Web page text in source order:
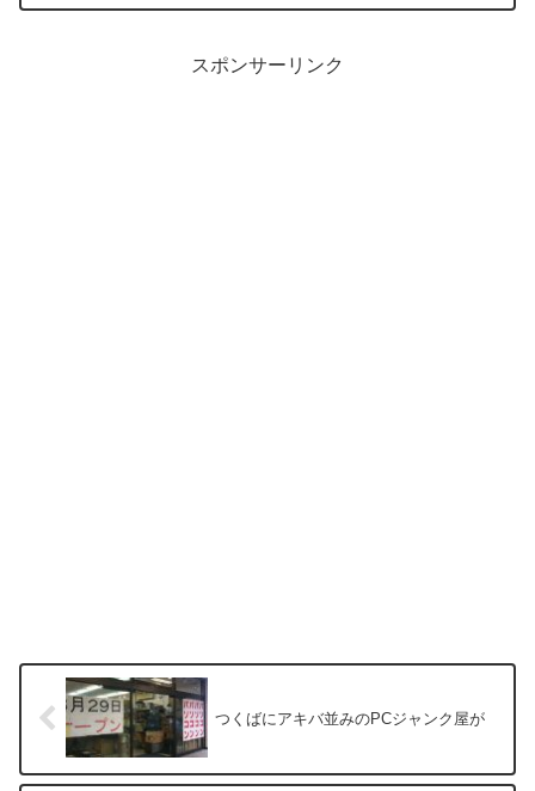
スポンサーリンク
つくばにアキバ並みのPCジャンク屋が